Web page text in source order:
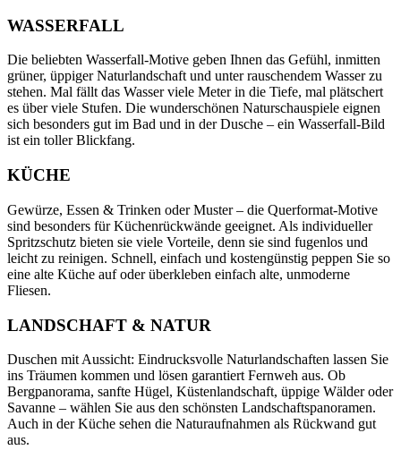
WASSERFALL
Die beliebten Wasserfall-Motive geben Ihnen das Gefühl, inmitten
grüner, üppiger Naturlandschaft und unter rauschendem Wasser zu
stehen. Mal fällt das Wasser viele Meter in die Tiefe, mal plätschert
es über viele Stufen. Die wunderschönen Naturschauspiele eignen
sich besonders gut im Bad und in der Dusche – ein Wasserfall-Bild
ist ein toller Blickfang.
KÜCHE
Gewürze, Essen & Trinken oder Muster – die Querformat-Motive
sind besonders für Küchenrückwände geeignet. Als individueller
Spritzschutz bieten sie viele Vorteile, denn sie sind fugenlos und
leicht zu reinigen. Schnell, einfach und kostengünstig peppen Sie so
eine alte Küche auf oder überkleben einfach alte, unmoderne
Fliesen.
LANDSCHAFT & NATUR
Duschen mit Aussicht: Eindrucksvolle Naturlandschaften lassen Sie
ins Träumen kommen und lösen garantiert Fernweh aus. Ob
Bergpanorama, sanfte Hügel, Küstenlandschaft, üppige Wälder oder
Savanne – wählen Sie aus den schönsten Landschaftspanoramen.
Auch in der Küche sehen die Naturaufnahmen als Rückwand gut
aus.